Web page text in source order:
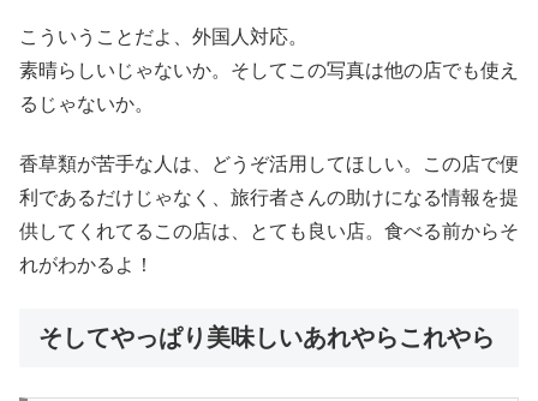
こういうことだよ、外国人対応。
素晴らしいじゃないか。そしてこの写真は他の店でも使え
るじゃないか。
香草類が苦手な人は、どうぞ活用してほしい。この店で便
利であるだけじゃなく、旅行者さんの助けになる情報を提
供してくれてるこの店は、とても良い店。食べる前からそ
れがわかるよ！
そしてやっぱり美味しいあれやらこれやら